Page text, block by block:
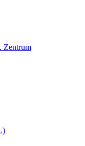
Zentrum